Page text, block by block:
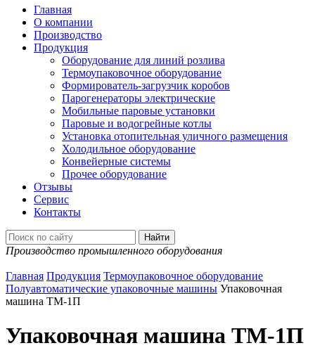
Главная
О компании
Производство
Продукция
Оборудование для линий розлива
Термоупаковочное оборудование
Формирователь-загрузчик коробов
Парогенераторы электрические
Мобильные паровые установки
Паровые и водогрейные котлы
Установка отопительная уличного размещения
Холодильное оборудование
Конвейерные системы
Прочее оборудование
Отзывы
Сервис
Контакты
Производство промышленного оборудования
Главная Продукция Термоупаковочное оборудование
Полуавтоматические упаковочные машины Упаковочная
машина ТМ-1П
Упаковочная машина ТМ-1П